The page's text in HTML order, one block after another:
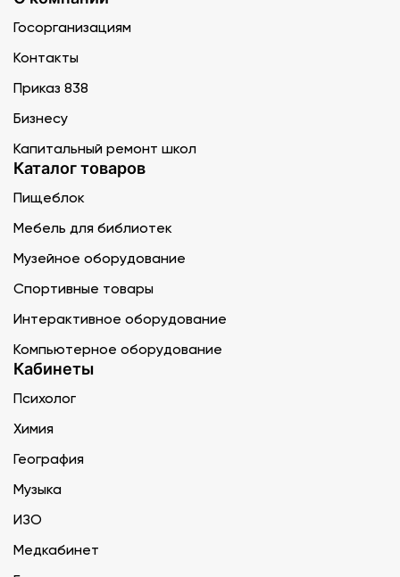
Госорганизациям
Контакты
Приказ 838
Бизнесу
Капитальный ремонт школ
Каталог товаров
Пищеблок
Мебель для библиотек
Музейное оборудование
Спортивные товары
Интерактивное оборудование
Компьютерное оборудование
Кабинеты
Психолог
Химия
География
Музыка
ИЗО
Медкабинет